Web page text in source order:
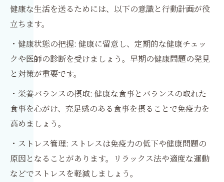
健康な生活を送るためには、以下の意識と行動計画が役
立ちます。
・健康状態の把握: 健康に留意し、定期的な健康チェッ
クや医師の診断を受けましょう。早期の健康問題の発見
と対策が重要です。
・栄養バランスの摂取: 健康な食事とバランスの取れた
食事を心がけ、充足感のある食事を摂ることで免疫力を
高めましょう。
・ストレス管理: ストレスは免疫力の低下や健康問題の
原因となることがあります。リラックス法や適度な運動
などでストレスを軽減しましょう。